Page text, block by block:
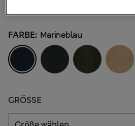
FARBE: Marineblau
GRÖSSE